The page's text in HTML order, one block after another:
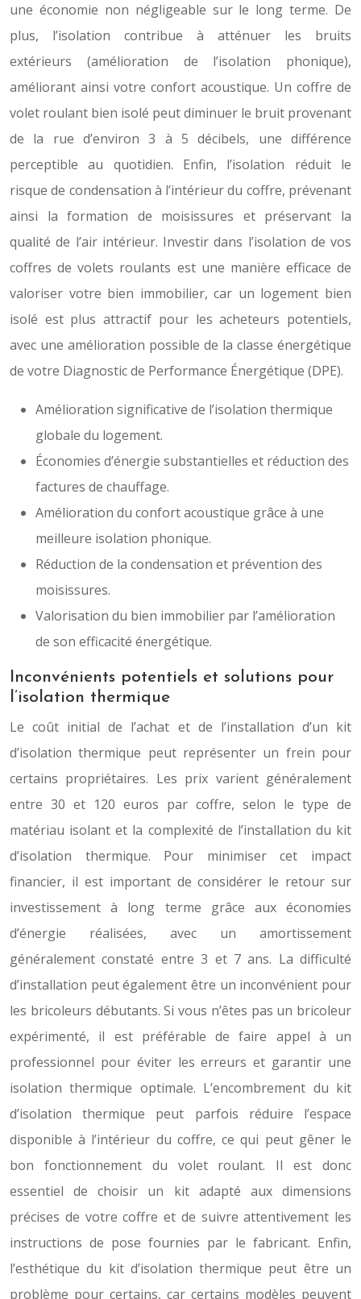
une économie non négligeable sur le long terme. De
plus, l’isolation contribue à atténuer les bruits
extérieurs (amélioration de l’isolation phonique),
améliorant ainsi votre confort acoustique. Un coffre de
volet roulant bien isolé peut diminuer le bruit provenant
de la rue d’environ 3 à 5 décibels, une différence
perceptible au quotidien. Enfin, l’isolation réduit le
risque de condensation à l’intérieur du coffre, prévenant
ainsi la formation de moisissures et préservant la
qualité de l’air intérieur. Investir dans l’isolation de vos
coffres de volets roulants est une manière efficace de
valoriser votre bien immobilier, car un logement bien
isolé est plus attractif pour les acheteurs potentiels,
avec une amélioration possible de la classe énergétique
de votre Diagnostic de Performance Énergétique (DPE).
Amélioration significative de l’isolation thermique
globale du logement.
Économies d’énergie substantielles et réduction des
factures de chauffage.
Amélioration du confort acoustique grâce à une
meilleure isolation phonique.
Réduction de la condensation et prévention des
moisissures.
Valorisation du bien immobilier par l’amélioration
de son efficacité énergétique.
Inconvénients potentiels et solutions pour
l’isolation thermique
Le coût initial de l’achat et de l’installation d’un kit
d’isolation thermique peut représenter un frein pour
certains propriétaires. Les prix varient généralement
entre 30 et 120 euros par coffre, selon le type de
matériau isolant et la complexité de l’installation du kit
d’isolation thermique. Pour minimiser cet impact
financier, il est important de considérer le retour sur
investissement à long terme grâce aux économies
d’énergie réalisées, avec un amortissement
généralement constaté entre 3 et 7 ans. La difficulté
d’installation peut également être un inconvénient pour
les bricoleurs débutants. Si vous n’êtes pas un bricoleur
expérimenté, il est préférable de faire appel à un
professionnel pour éviter les erreurs et garantir une
isolation thermique optimale. L’encombrement du kit
d’isolation thermique peut parfois réduire l’espace
disponible à l’intérieur du coffre, ce qui peut gêner le
bon fonctionnement du volet roulant. Il est donc
essentiel de choisir un kit adapté aux dimensions
précises de votre coffre et de suivre attentivement les
instructions de pose fournies par le fabricant. Enfin,
l’esthétique du kit d’isolation thermique peut être un
problème pour certains, car certains modèles peuvent